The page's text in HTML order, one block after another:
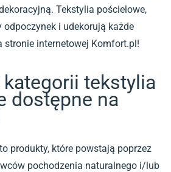
Tekstylia pościelowe,
odpoczynek i udekorują każde
stronie internetowej Komfort.pl!
tekstylia
dostępne na
produkty, które powstają poprzez
pochodzenia naturalnego i/lub